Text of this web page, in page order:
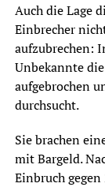
Auch die Lage
Einbrecher
aufzubrechen:
Unbekannte
aufgebrochen
durchsucht.
Sie brachen
mit Bargeld.
Einbruch gegen